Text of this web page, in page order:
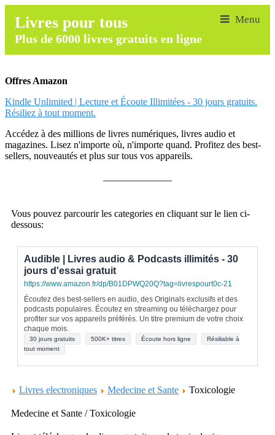
Livres pour tous
Plus de 6000 livres gratuits en ligne
Offres Amazon
Kindle Unlimited | Lecture et Écoute Illimitées - 30 jours gratuits.
Résiliez à tout moment.
Accédez à des millions de livres numériques, livres audio et
magazines. Lisez n'importe où, n'importe quand. Profitez des best-
sellers, nouveautés et plus sur tous vos appareils.
Vous pouvez parcourir les categories en cliquant sur le lien ci-
dessous:
Audible | Livres audio & Podcasts illimités - 30
jours d'essai gratuit
https://www.amazon.fr/dp/B01DPWQ20Q?tag=livrespourt0c-21
Écoutez des best-sellers en audio, des Originals exclusifs et des
podcasts populaires. Écoutez en streaming ou téléchargez pour
profiter sur vos appareils préférés. Un titre premium de votre choix
chaque mois.
30 jours gratuits 500K+ titres Écoute hors ligne
Résiliable à
tout moment
Livres electroniques Medecine et Sante Toxicologie
Medecine et Sante / Toxicologie